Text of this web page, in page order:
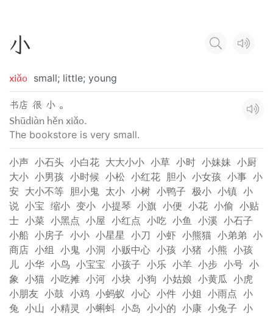
小
xiǎo small; little; young
书店 很 小 。
Shūdiàn hěn xiǎo.
The bookstore is very small.
小声 小石头 小白花 大大小小 小草 小时 小妹妹 小厨
大小 小男孩 小时候 小松 小红花 胆小 小女孩 小事 小
安 大小不等 胆小鬼 太小 小树 小鸭子 极小 小镇 小
说 小宝 缩小 变小 小提琴 小旗 小便 小花 小偷 小贴
士 小菜 小黑点 小屋 小红点 小吃 小鱼 小溪 小石子
小船 小房子 小小 小星星 小刀 小虾 小熊猫 小弟弟 小
商店 小组 小鬼 小洞 小贩中心 小孩 小猪 小熊 小孩
儿 小华 小鸟 小宝宝 小孩子 小乐 小羊 小步 小号 小
象 小猫 小吃摊 小河 小块 小狗 小姑娘 小黄瓜 小虎
小朋友 小鼓 小鸡 小蚂蚁 小心 小件 小姐 小雨点 小
兔 小山 小精灵 小蝌蚪 小岛 小小的 小康 小兔子 小